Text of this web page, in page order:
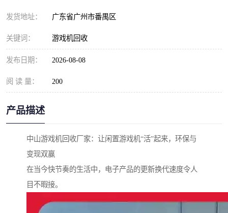
发货地址： 广东省广州市番禺区
关键词： 游戏机回收
发布日期： 2026-08-08
阅 读 量： 200
产品描述
中山游戏机回收厂家：让闲置游戏机“活”起来，环保与
变现双赢
在当今快节奏的生活中，电子产品的更新换代速度令人
目不暇接。